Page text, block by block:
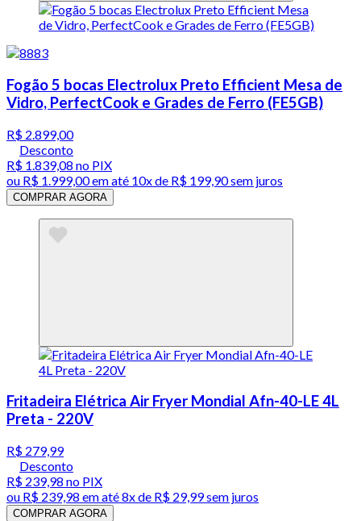
Fogão 5 bocas Electrolux Preto Efficient Mesa de
Vidro, PerfectCook e Grades de Ferro (FE5GB)
R$ 2.899,00
Desconto
R$ 1.839,08 no PIX
ou R$ 1.999,00em até 10x de R$ 199,90 sem juros
COMPRAR AGORA
Fritadeira Elétrica Air Fryer Mondial Afn-40-LE 4L
Preta - 220V
R$ 279,99
Desconto
R$ 239,98 no PIX
ou R$ 239,98 em até8x de R$ 29,99 sem juros
COMPRAR AGORA